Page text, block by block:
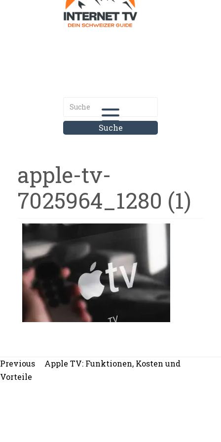
apple-tv-
7025964_1280 (1)
Beitragsnavigation
Previous
Previous
Apple TV: Funktionen, Kosten und
Vorteile